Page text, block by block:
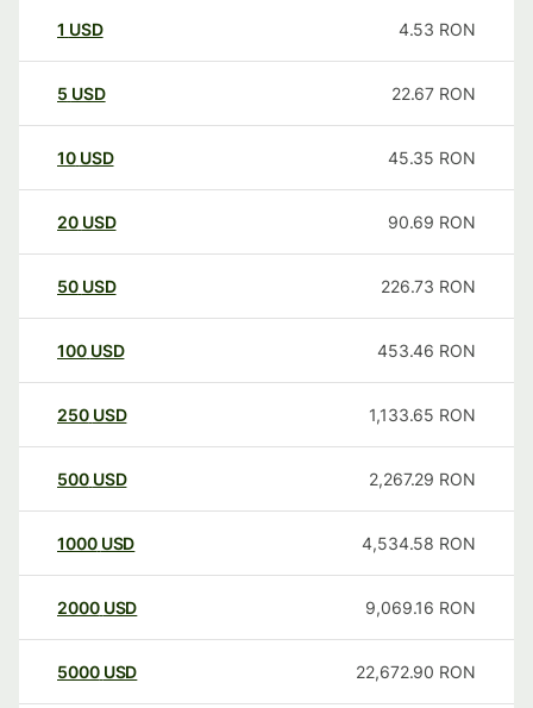
1 USD 4.53 RON
5 USD 22.67 RON
10 USD 45.35 RON
20 USD 90.69 RON
50 USD 226.73 RON
100 USD 453.46 RON
250 USD 1,133.65 RON
500 USD 2,267.29 RON
1000 USD 4,534.58 RON
2000 USD 9,069.16 RON
5000 USD 22,672.90 RON